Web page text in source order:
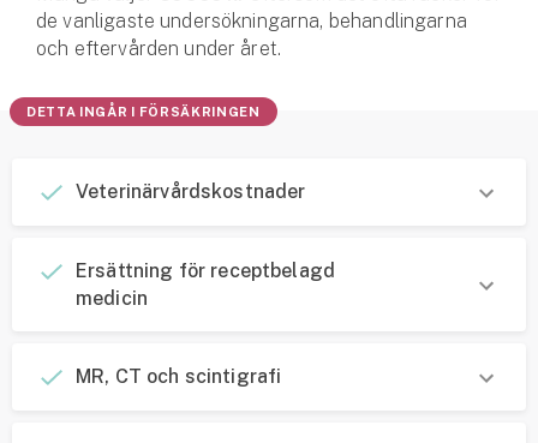
de vanligaste undersökningarna, behandlingarna
och eftervården under året.
DETTA INGÅR I FÖRSÄKRINGEN
Veterinär­vårds­kostnader
Ersättning för receptbelagd
medicin
MR, CT och scintigrafi